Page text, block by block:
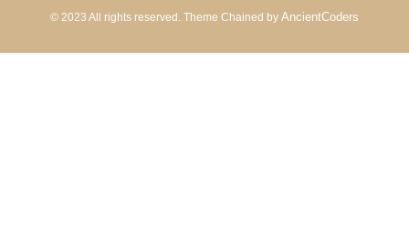
© 2023 All rights reserved. Theme Chained by AncientCoders